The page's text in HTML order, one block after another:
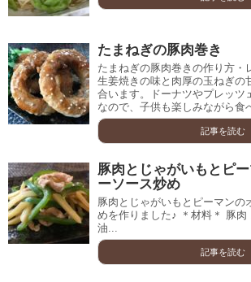
たまねぎの豚肉巻き
たまねぎの豚肉巻きの作り方・
生姜焼きの味と肉厚の玉ねぎの
合います。ドーナツやプレッツ
なので、子供も楽しみながら食
記事を読む
豚肉とじゃがいもとピ
ーソース炒め
豚肉とじゃがいもとピーマンの
めを作りました♪ ＊材料＊ 豚肉
油...
記事を読む